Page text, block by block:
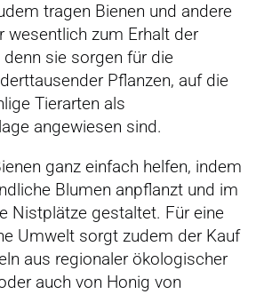
tragen Bienen und andere
wesentlich zum Erhalt der
sie sorgen für die
Pflanzen, auf die
Tierarten als
angewiesen sind.
ganz einfach helfen, indem
Blumen anpflanzt und im
Nistplätze gestaltet. Für eine
Umwelt sorgt zudem der Kauf
aus regionaler ökologischer
auch von Honig von